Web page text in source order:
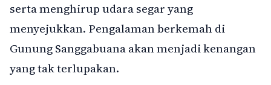
serta menghirup udara segar yang
menyejukkan. Pengalaman berkemah di
Gunung Sanggabuana akan menjadi kenangan
yang tak terlupakan.